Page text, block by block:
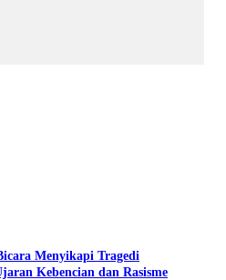
Menyikapi Tragedi
Kebencian dan Rasisme